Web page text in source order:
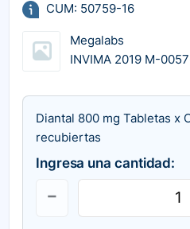
CUM: 50759-16
Megalabs
INVIMA 2019 M-
Diantal 800 mg Tabletas x
recubiertas
Ingresa una cantidad: